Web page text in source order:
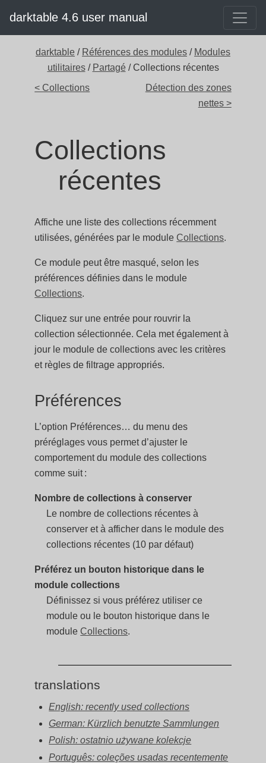
darktable 4.6 user manual
darktable / Références des modules / Modules
utilitaires/ Partagé / Collections récentes
< Collections
Détection des zones
nettes >
Collections
récentes
Affiche une liste des collections récemment
utilisées, générées par le module Collections.
Ce module peut être masqué, selon les
préférences définies dans le module
Collections.
Cliquez sur une entrée pour rouvrir la
collection sélectionnée. Cela met également à
jour le module de collections avec les critères
et règles de filtrage appropriés.
Préférences
L’option Préférences… du menu des
préréglages vous permet d’ajuster le
comportement du module des collections
comme suit :
Nombre de collections à conserver
Le nombre de collections récentes à
conserver et à afficher dans le module des
collections récentes (10 par défaut)
Préférez un bouton historique dans le
module collections
Définissez si vous préférez utiliser ce
module ou le bouton historique dans le
module Collections.
translations
English: recently used collections
German: Kürzlich benutzte Sammlungen
Polish: ostatnio używane kolekcje
Português: coleções usadas recentemente